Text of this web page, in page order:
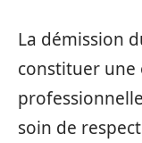
La démission
constituer
soin de